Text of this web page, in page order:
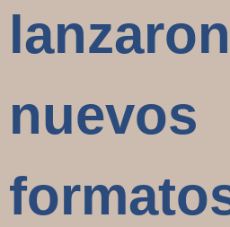
lanzaron
nuevos